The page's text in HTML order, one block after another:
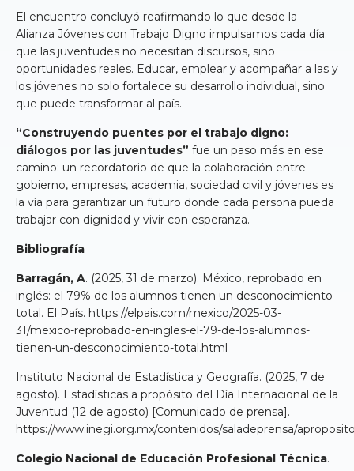
El encuentro concluyó reafirmando lo que desde la
Alianza Jóvenes con Trabajo Digno impulsamos cada día:
que las juventudes no necesitan discursos, sino
oportunidades reales. Educar, emplear y acompañar a las y
los jóvenes no solo fortalece su desarrollo individual, sino
que puede transformar al país.
“Construyendo puentes por el trabajo digno:
diálogos por las juventudes” fue un paso más en ese
camino: un recordatorio de que la colaboración entre
gobierno, empresas, academia, sociedad civil y jóvenes es
la vía para garantizar un futuro donde cada persona pueda
trabajar con dignidad y vivir con esperanza.
Bibliografía
Barragán, A. (2025, 31 de marzo). México, reprobado en
inglés: el 79% de los alumnos tienen un desconocimiento
total. El País. https://elpais.com/mexico/2025-03-
31/mexico-reprobado-en-ingles-el-79-de-los-alumnos-
tienen-un-desconocimiento-total.html
Instituto Nacional de Estadística y Geografía. (2025, 7 de
agosto). Estadísticas a propósito del Día Internacional de la
Juventud (12 de agosto) [Comunicado de prensa].
https://www.inegi.org.mx/contenidos/saladeprensa/
Colegio Nacional de Educación Profesional Técnica.